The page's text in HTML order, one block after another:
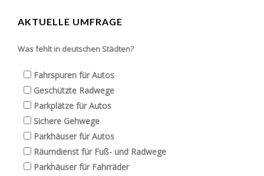
AKTUELLE UMFRAGE
Was fehlt in deutschen Städten?
Fahrspuren für Autos
Geschützte Radwege
Parkplätze für Autos
Sichere Gehwege
Parkhäuser für Autos
Räumdienst für Fuß- und Radwege
Parkhäuser für Fahrräder